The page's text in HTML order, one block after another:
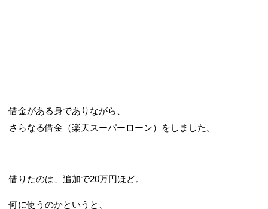
借金がある身でありながら、
さらなる借金（楽天スーパーローン）をしました。
借りたのは、追加で20万円ほど。
何に使うのかというと、